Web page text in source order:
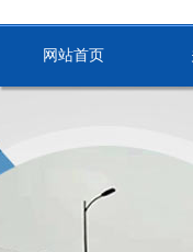
网站首页